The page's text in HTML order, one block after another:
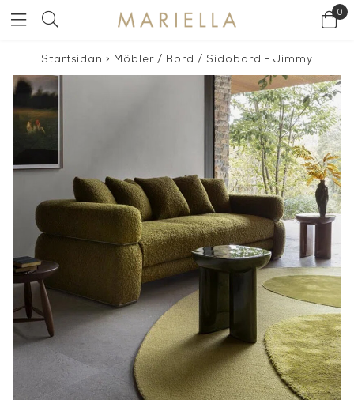
0
Startsidan > Möbler / Bord / Sidobord - Jimmy